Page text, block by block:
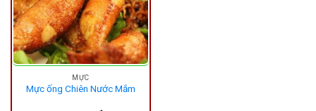
MỰC
Mực ống Chiên Nước Mắm